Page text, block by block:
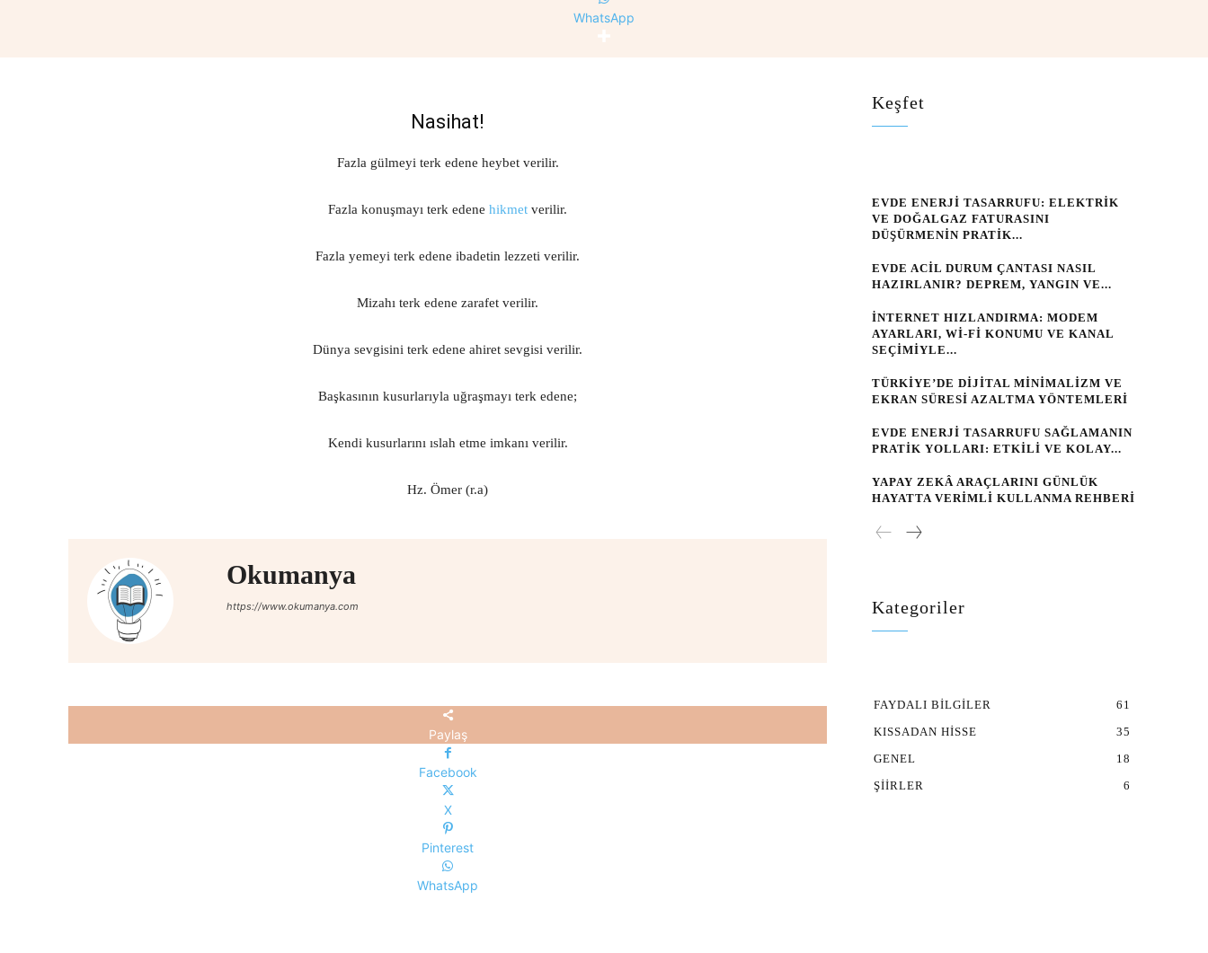
WhatsApp
Nasihat!
Fazla gülmeyi terk edene heybet verilir.
Fazla konuşmayı terk edenehikmet verilir.
Fazla yemeyi terk edene ibadetin lezzeti verilir.
Mizahı terk edene zarafet verilir.
Dünya sevgisini terk edene ahiret sevgisi verilir.
Başkasının kusurlarıyla uğraşmayı terk edene;
Kendi kusurlarını ıslah etme imkanı verilir.
Hz. Ömer (r.a)
Okumanya
https://www.okumanya.com
Paylaş
Facebook
X
Pinterest
WhatsApp
Keşfet
EVDE ENERJI TASARRUFU: ELEKTRIK
VE DOĞALGAZ FATURASINI
DÜŞÜRMENIN PRATIK...
EVDE ACIL DURUM ÇANTASI NASIL
HAZIRLANIR? DEPREM, YANGIN VE...
İNTERNET HIZLANDIRMA: MODEM
AYARLARI, WI‑FI KONUMU VE KANAL
SEÇIMIYLE...
TÜRKIYE’DE DIJITAL MINIMALIZM VE
EKRAN SÜRESI AZALTMA YÖNTEMLERI
EVDE ENERJI TASARRUFU SAĞLAMANIN
PRATIK YOLLARI: ETKILI VE KOLAY...
YAPAY ZEKÂ ARAÇLARINI GÜNLÜK
HAYATTA VERIMLI KULLANMA REHBERI
Kategoriler
FAYDALI BILGILER
61
KISSADAN HISSE
35
GENEL
18
ŞIIRLER
6